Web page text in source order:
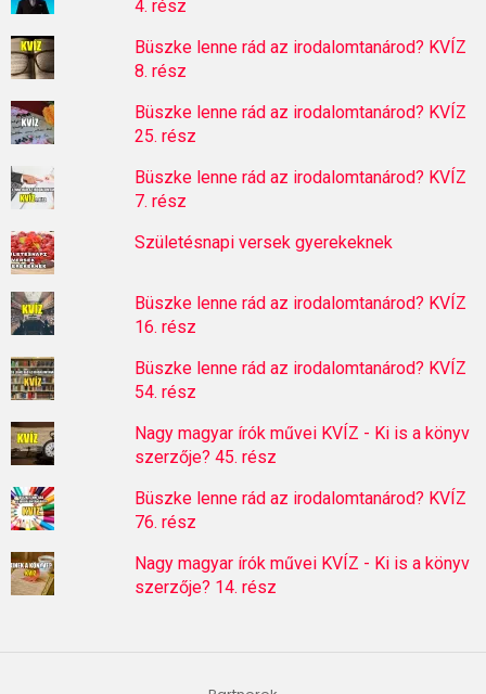
4. rész
Büszke lenne rád az irodalomtanárod? KVÍZ
8. rész
Büszke lenne rád az irodalomtanárod? KVÍZ
25. rész
Büszke lenne rád az irodalomtanárod? KVÍZ
7. rész
Születésnapi versek gyerekeknek
Büszke lenne rád az irodalomtanárod? KVÍZ
16. rész
Büszke lenne rád az irodalomtanárod? KVÍZ
54. rész
Nagy magyar írók művei KVÍZ - Ki is a könyv
szerzője? 45. rész
Büszke lenne rád az irodalomtanárod? KVÍZ
76. rész
Nagy magyar írók művei KVÍZ - Ki is a könyv
szerzője? 14. rész